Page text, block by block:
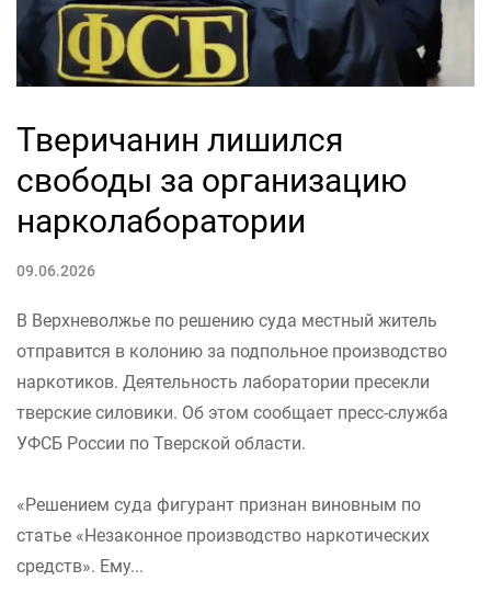
Тверичанин лишился
свободы за организацию
нарколаборатории
09.06.2026
В Верхневолжье по решению суда местный житель
отправится в колонию за подпольное производство
наркотиков. Деятельность лаборатории пресекли
тверские силовики. Об этом сообщает пресс-служба
УФСБ России по Тверской области.
«Решением суда фигурант признан виновным по
статье «Незаконное производство наркотических
средств». Ему...